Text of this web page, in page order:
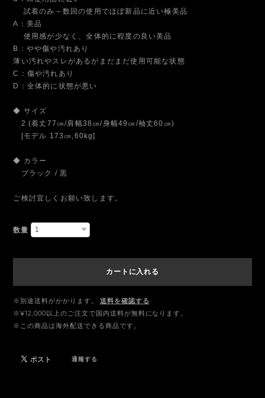
試着のみ～数回の使用でほぼ新品に近い極美品
A：美品
使用感が少なく、全体的に程度の良い美品
B：やや傷や汚れあり
薄い汚れやスレがあるがまだまだ使用可能な状態
C：傷や汚れあり
D：全体的に状態が悪い
◆ サイズ
2 (着丈77㎝/肩幅38㎝/身幅49㎝/袖丈60㎝)
[モデル 173㎝,60kg]
◆ カラー
ブラック / 黒
ご検討宜しくお願い致します。
数量
カートに入れる
※別途送料がかかります。
送料を確認する
※¥12,000以上のご注文で国内送料が無料になります。
※この商品は海外配送できる商品です。
通報する